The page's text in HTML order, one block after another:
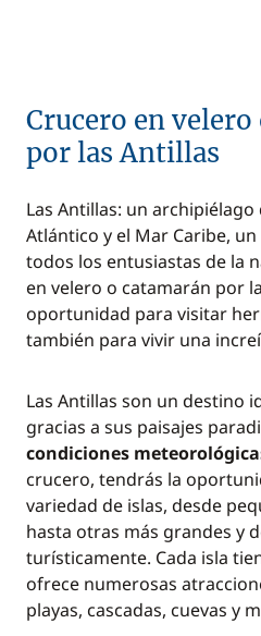
Crucero en
por las Antillas
Las Antillas: un
Atlántico y el Mar Caribe,
todos los entusiastas de la
en velero o catamarán por
oportunidad para visitar
también para vivir una
Las Antillas son un destino
gracias a sus paisajes
condiciones
crucero, tendrás la
variedad de islas, desde
hasta otras más grandes y
turísticamente. Cada isla
ofrece numerosas
playas, cascadas, cuevas y